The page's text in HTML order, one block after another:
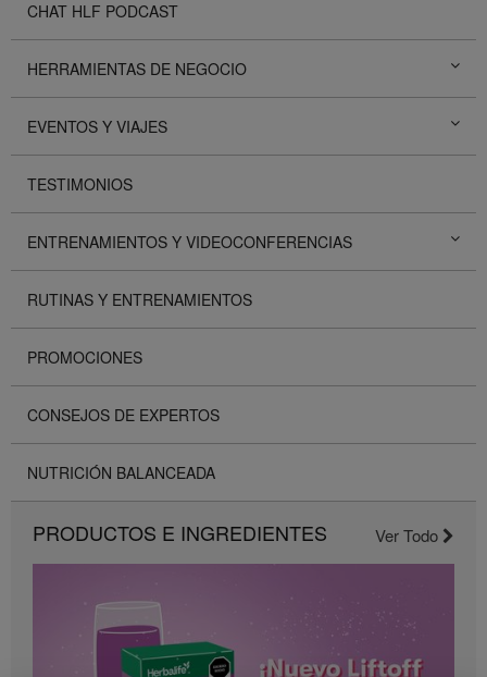
CHAT HLF PODCAST
HERRAMIENTAS DE NEGOCIO
EVENTOS Y VIAJES
TESTIMONIOS
ENTRENAMIENTOS Y VIDEOCONFERENCIAS
RUTINAS Y ENTRENAMIENTOS
PROMOCIONES
CONSEJOS DE EXPERTOS
NUTRICIÓN BALANCEADA
PRODUCTOS E INGREDIENTES Ver Todo